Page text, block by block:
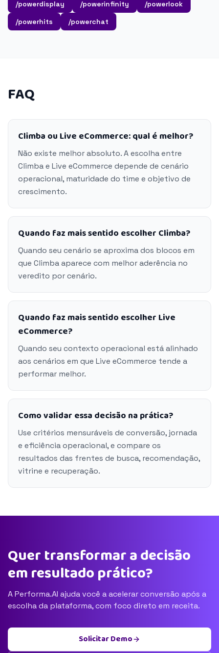
/powerdisplay /powerinfinity
/powerlook
/powerhits
/powerchat
FAQ
Climba ou Live eCommerce: qual é melhor?
Não existe melhor absoluto. A escolha entre
Climba e Live eCommerce depende de cenário
operacional, maturidade do time e objetivo de
crescimento.
Quando faz mais sentido escolher Climba?
Quando seu cenário se aproxima dos blocos em
que Climba aparece com melhor aderência no
veredito por cenário.
Quando faz mais sentido escolher Live
eCommerce?
Quando seu contexto operacional está alinhado
aos cenários em que Live eCommerce tende a
performar melhor.
Como validar essa decisão na prática?
Use critérios mensuráveis de conversão, jornada
e eficiência operacional, e compare os
resultados das frentes de busca, recomendação,
vitrine e recuperação.
Quer transformar a decisão
em resultado prático?
A Performa.AI ajuda você a acelerar conversão após a
escolha da plataforma, com foco direto em receita.
Solicitar Demo